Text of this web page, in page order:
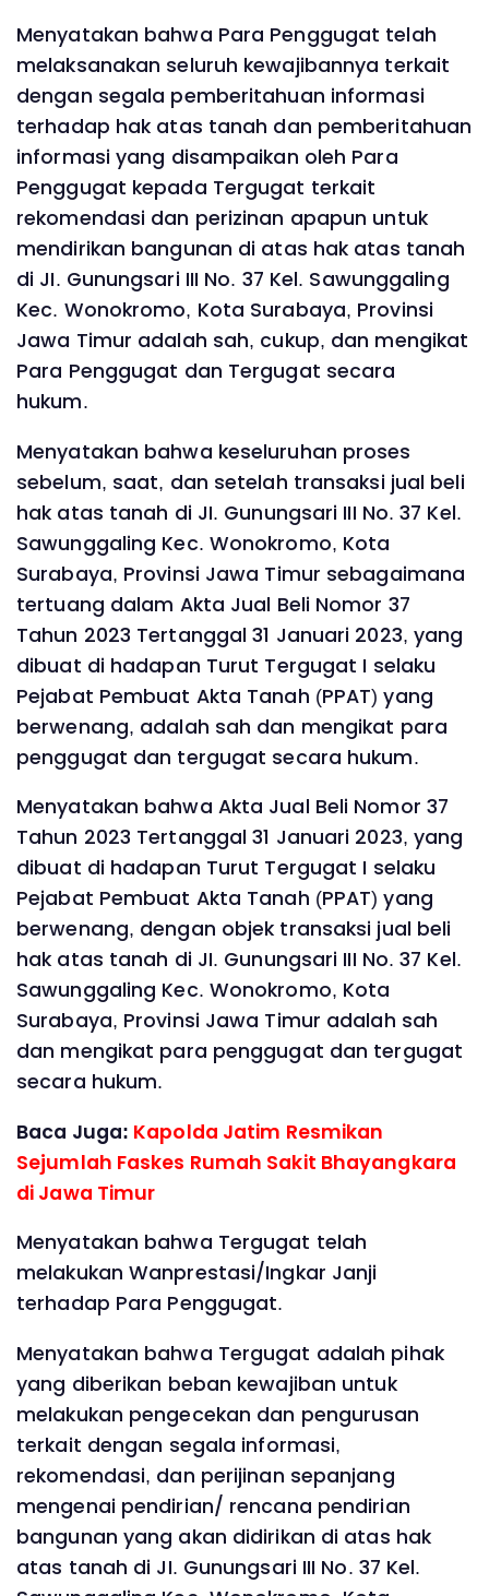
Menyatakan bahwa Para Penggugat telah
melaksanakan seluruh kewajibannya terkait
dengan segala pemberitahuan informasi
terhadap hak atas tanah dan pemberitahuan
informasi yang disampaikan oleh Para
Penggugat kepada Tergugat terkait
rekomendasi dan perizinan apapun untuk
mendirikan bangunan di atas hak atas tanah
di JI. Gunungsari III No. 37 Kel. Sawunggaling
Kec. Wonokromo, Kota Surabaya, Provinsi
Jawa Timur adalah sah, cukup, dan mengikat
Para Penggugat dan Tergugat secara
hukum.
Menyatakan bahwa keseluruhan proses
sebelum, saat, dan setelah transaksi jual beli
hak atas tanah di JI. Gunungsari III No. 37 Kel.
Sawunggaling Kec. Wonokromo, Kota
Surabaya, Provinsi Jawa Timur sebagaimana
tertuang dalam Akta Jual Beli Nomor 37
Tahun 2023 Tertanggal 31 Januari 2023, yang
dibuat di hadapan Turut Tergugat I selaku
Pejabat Pembuat Akta Tanah (PPAT) yang
berwenang, adalah sah dan mengikat para
penggugat dan tergugat secara hukum.
Menyatakan bahwa Akta Jual Beli Nomor 37
Tahun 2023 Tertanggal 31 Januari 2023, yang
dibuat di hadapan Turut Tergugat I selaku
Pejabat Pembuat Akta Tanah (PPAT) yang
berwenang, dengan objek transaksi jual beli
hak atas tanah di JI. Gunungsari III No. 37 Kel.
Sawunggaling Kec. Wonokromo, Kota
Surabaya, Provinsi Jawa Timur adalah sah
dan mengikat para penggugat dan tergugat
secara hukum.
Baca Juga: Kapolda Jatim Resmikan
Sejumlah Faskes Rumah Sakit Bhayangkara
di Jawa Timur
Menyatakan bahwa Tergugat telah
melakukan Wanprestasi/Ingkar Janji
terhadap Para Penggugat.
Menyatakan bahwa Tergugat adalah pihak
yang diberikan beban kewajiban untuk
melakukan pengecekan dan pengurusan
terkait dengan segala informasi,
rekomendasi, dan perijinan sepanjang
mengenai pendirian/ rencana pendirian
bangunan yang akan didirikan di atas hak
atas tanah di JI. Gunungsari III No. 37 Kel.